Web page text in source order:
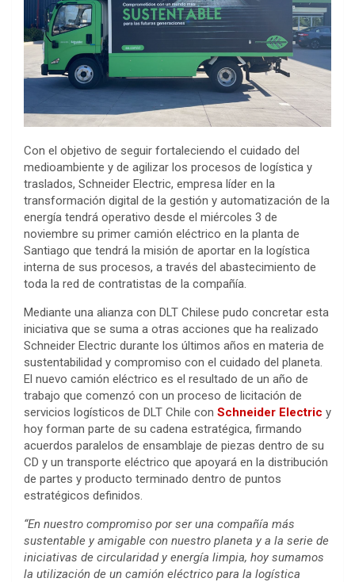
Con el objetivo de seguir fortaleciendo el cuidado del
medioambiente y de agilizar los procesos de logística y
traslados, Schneider Electric, empresa líder en la
transformación digital de la gestión y automatización de la
energía tendrá operativo desde el miércoles 3 de
noviembre su primer camión eléctrico en la planta de
Santiago que tendrá la misión de aportar en la logística
interna de sus procesos, a través del abastecimiento de
toda la red de contratistas de la compañía.
Mediante una alianza con DLT Chilese pudo concretar esta
iniciativa que se suma a otras acciones que ha realizado
Schneider Electric durante los últimos años en materia de
sustentabilidad y compromiso con el cuidado del planeta.
El nuevo camión eléctrico es el resultado de un año de
trabajo que comenzó con un proceso de licitación de
servicios logísticos de DLT Chile con Schneider Electric y
hoy forman parte de su cadena estratégica, firmando
acuerdos paralelos de ensamblaje de piezas dentro de su
CD y un transporte eléctrico que apoyará en la distribución
de partes y producto terminado dentro de puntos
estratégicos definidos.
“En nuestro compromiso por ser una compañía más
sustentable y amigable con nuestro planeta y a la serie de
iniciativas de circularidad y energía limpia, hoy sumamos
la utilización de un camión eléctrico para la logística